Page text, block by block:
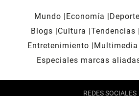
Mundo Economía
Blogs
Cultura Tendencias
Entretenimiento
Multimedia
Especiales marcas
REDES SOCIALES